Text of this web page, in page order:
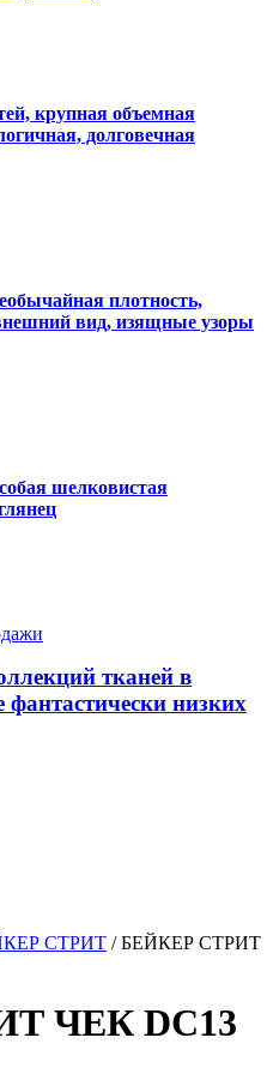
крупная объемная
долговечная
плотность,
вид, изящные узоры
шелковистая
тканей в
фантастически низких
СТРИТ / БЕЙКЕР СТРИТ
ЧЕК DC13